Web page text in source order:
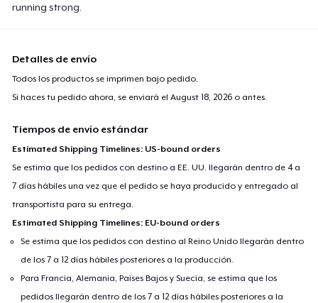
running strong.
Detalles de envío
Todos los productos se imprimen bajo pedido.
Si haces tu pedido ahora, se enviará elAugust 18, 2026 o antes.
Tiempos de envío estándar
Estimated Shipping Timelines: US-bound orders
Se estima que los pedidos con destino a EE. UU. llegarán dentro de 4 a
7 días hábiles una vez que el pedido se haya producido y entregado al
transportista para su entrega.
Estimated Shipping Timelines: EU-bound orders
Se estima que los pedidos con destino al Reino Unido llegarán dentro
de los 7 a 12 días hábiles posteriores a la producción.
Para Francia, Alemania, Países Bajos y Suecia, se estima que los
pedidos llegarán dentro de los 7 a 12 días hábiles posteriores a la